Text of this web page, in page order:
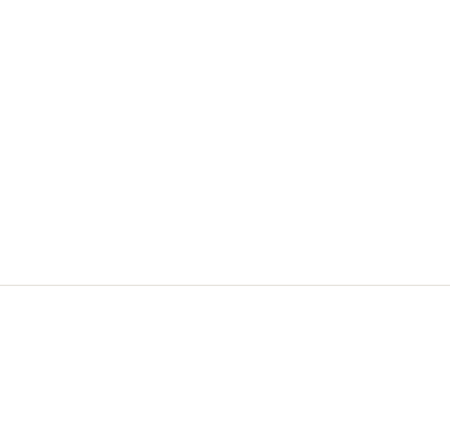
- getreidefrei